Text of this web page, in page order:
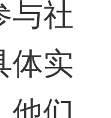
与社
体实